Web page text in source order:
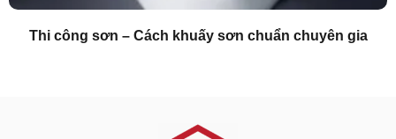
Thi công sơn – Cách khuấy sơn chuẩn chuyên gia